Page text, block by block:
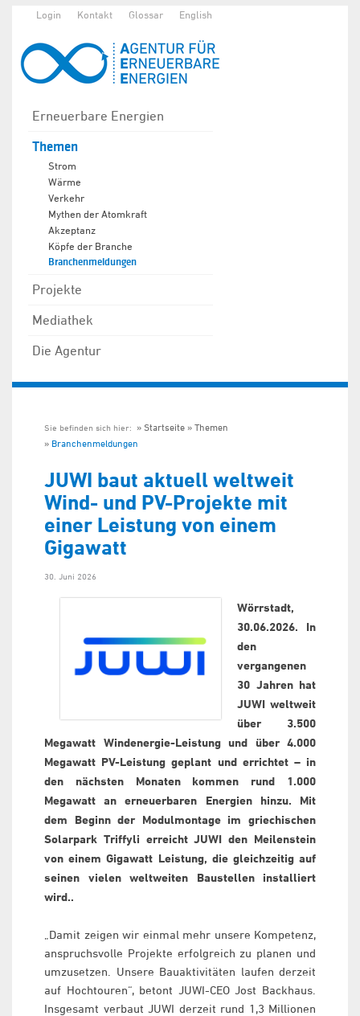
Login Kontakt Glossar English
Erneuerbare Energien
Themen
Strom
Wärme
Verkehr
Mythen der Atomkraft
Akzeptanz
Köpfe der Branche
Branchenmeldungen
Projekte
Mediathek
Die Agentur
Sie befinden sich hier: Startseite
Themen
Branchenmeldungen
JUWI baut aktuell weltweit
Wind- und PV-Projekte mit
einer Leistung von einem
Gigawatt
30. Juni 2026
Wörrstadt,
30.06.2026. In
den
vergangenen
30 Jahren hat
JUWI weltweit
über 3.500
Megawatt Windenergie-Leistung und über 4.000
Megawatt PV-Leistung geplant und errichtet – in
den nächsten Monaten kommen rund 1.000
Megawatt an erneuerbaren Energien hinzu. Mit
dem Beginn der Modulmontage im griechischen
Solarpark Triffyli erreicht JUWI den Meilenstein
von einem Gigawatt Leistung, die gleichzeitig auf
seinen vielen weltweiten Baustellen installiert
wird..
„Damit zeigen wir einmal mehr unsere Kompetenz,
anspruchsvolle Projekte erfolgreich zu planen und
umzusetzen. Unsere Bauaktivitäten laufen derzeit
auf Hochtouren“, betont JUWI-CEO Jost Backhaus.
Insgesamt verbaut JUWI derzeit rund 1,3 Millionen